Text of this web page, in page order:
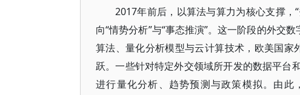
2017年前后，以算法与算力为核心支撑，
向“情势分析”与“事态推演”。这一阶段的外交
算法、量化分析模型与云计算技术，欧美国家
跃。一些针对特定外交领域所开发的数据平台
进行量化分析、趋势预测与政策模拟。由此